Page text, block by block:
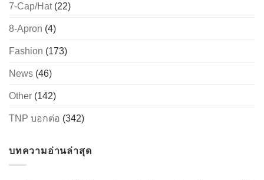
7-Cap/Hat(22)
8-Apron (4)
Fashion (173)
News (46)
Other (142)
TNP บอกต่อ (342)
บทความอ่านล่าสุด